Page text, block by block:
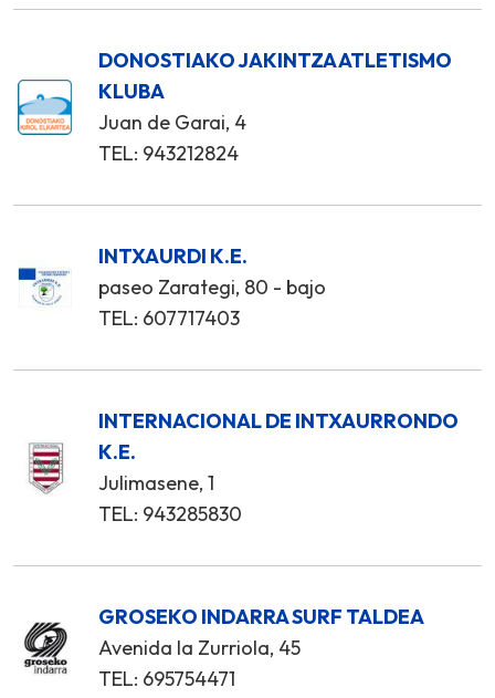
DONOSTIAKO JAKINTZA ATLETISMO
KLUBA
Juan de Garai, 4
TEL: 943212824
INTXAURDI K.E.
paseo Zarategi, 80 - bajo
TEL: 607717403
INTERNACIONAL DE INTXAURRONDO
K.E.
Julimasene, 1
TEL: 943285830
GROSEKO INDARRA SURF TALDEA
Avenida la Zurriola, 45
TEL: 695754471